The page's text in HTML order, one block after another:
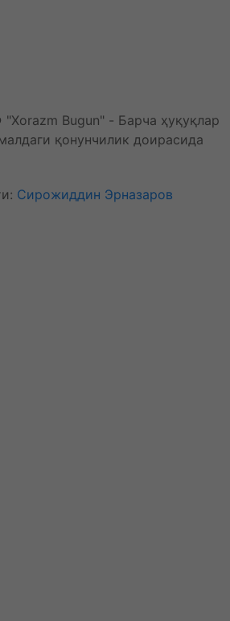
Bugun" - Барча ҳуқуқлар
қонунчилик доирасида
Сирожиддин Эрназаров